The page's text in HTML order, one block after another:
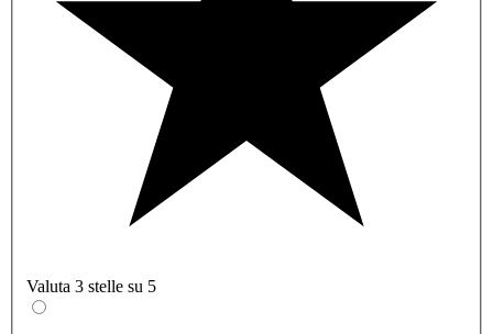
Valuta 3 stelle su 5